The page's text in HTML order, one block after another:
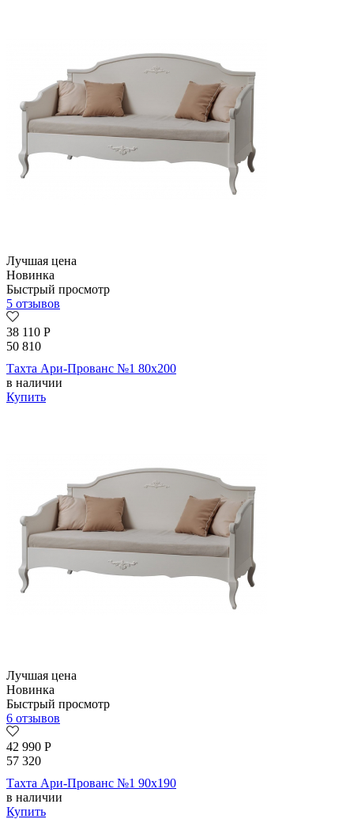
Лучшая цена
Новинка
Быстрый просмотр
5 отзывов
38 110 Р
50 810
Тахта Ари-Прованс №1 80х200
в наличии
Купить
Лучшая цена
Новинка
Быстрый просмотр
6 отзывов
42 990 Р
57 320
Тахта Ари-Прованс №1 90х190
в наличии
Купить